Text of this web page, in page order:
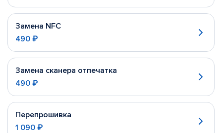
Замена NFC
490 ₽
Замена сканера отпечатка
490 ₽
Перепрошивка
1 090 ₽